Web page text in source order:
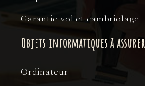
Garantie vol et cambriolage
Objets informatiques à assurer
Ordinateur